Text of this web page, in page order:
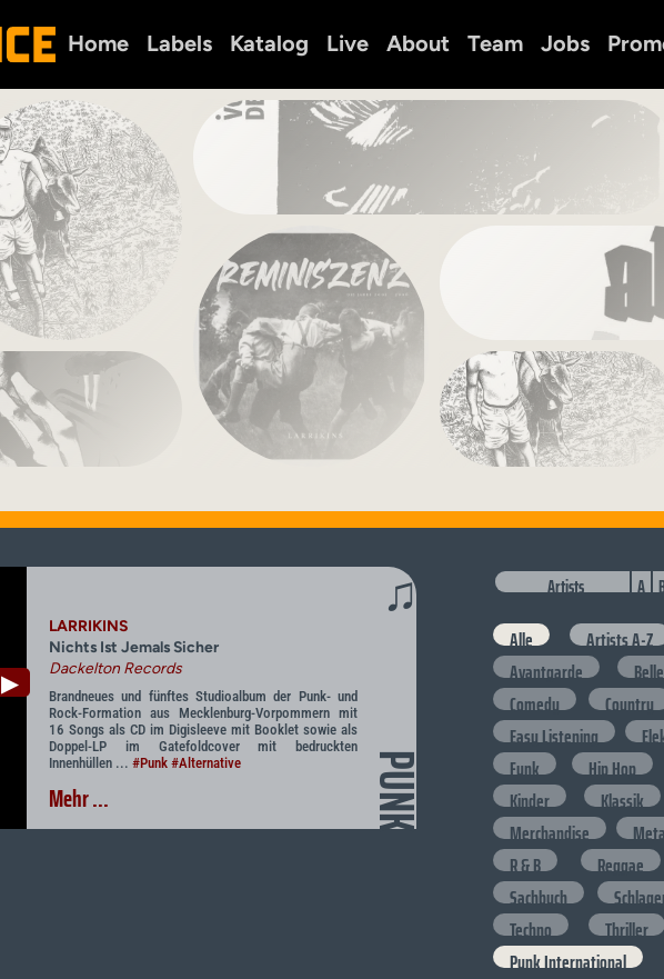
Home Labels Katalog Live About Team Jobs
▶
♫
PUNK
LARRIKINS
Nichts Ist Jemals Sicher
Dackelton Records
Brandneues und fünftes Studioalbum der Punk- und
Rock-Formation aus Mecklenburg-Vorpommern mit
16 Songs als CD im Digisleeve mit Booklet sowie als
Doppel-LP im Gatefoldcover mit bedruckten
Innenhüllen ... #Punk #Alternative
Mehr ...
Artists A
Alle Artists A-Z
Avantgarde
Comedy
Country
Easy Listening
Funk
Hip Hop
Kinder
Klassik
Merchandise
R & B
Reggae
Sachbuch
Techno
Thriller
Punk International